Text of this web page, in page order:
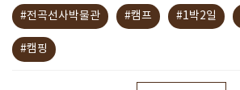
#전곡선사박물관 #캠프 #1박2일
#캠핑